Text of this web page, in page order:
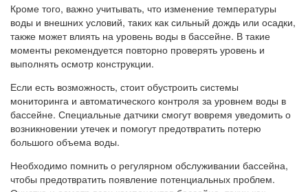
Кроме того, важно учитывать, что изменение температуры
воды и внешних условий, таких как сильный дождь или осадки,
также может влиять на уровень воды в бассейне. В такие
моменты рекомендуется повторно проверять уровень и
выполнять осмотр конструкции.
Если есть возможность, стоит обустроить системы
мониторинга и автоматического контроля за уровнем воды в
бассейне. Специальные датчики смогут вовремя уведомить о
возникновении утечек и помогут предотвратить потерю
большого объема воды.
Необходимо помнить о регулярном обслуживании бассейна,
чтобы предотвратить появление потенциальных проблем.